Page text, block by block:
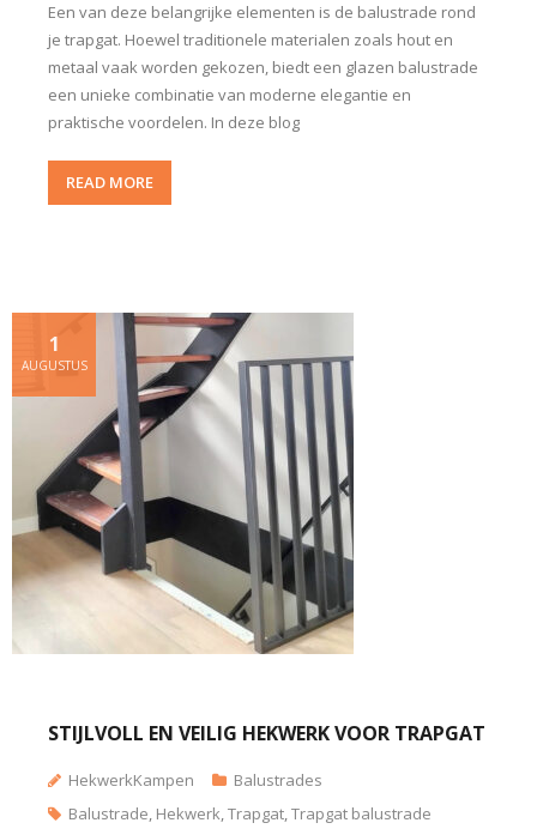
Een van deze belangrijke elementen is de balustrade rond
je trapgat. Hoewel traditionele materialen zoals hout en
metaal vaak worden gekozen, biedt een glazen balustrade
een unieke combinatie van moderne elegantie en
praktische voordelen. In deze blog
READ MORE
STIJLVOLL EN VEILIG HEKWERK VOOR TRAPGAT
1
AUGUSTUS
HekwerkKampen
Balustrades
Balustrade, Hekwerk,Trapgat,Trapgat balustrade